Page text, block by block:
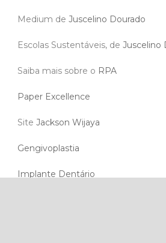
Medium de Juscelino Dourado
Escolas Sustentáveis, de Juscelino
Saiba mais sobre o RPA
Paper Excellence
Site Jackson Wijaya
Gengivoplastia
Implante Dentário